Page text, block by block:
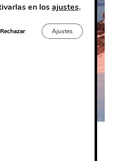
realizado por
Italia parece haber
en losajustes.
Rechazar Ajustes